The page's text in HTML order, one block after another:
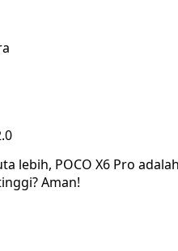
lebih, POCO X6 Pro
Aman!